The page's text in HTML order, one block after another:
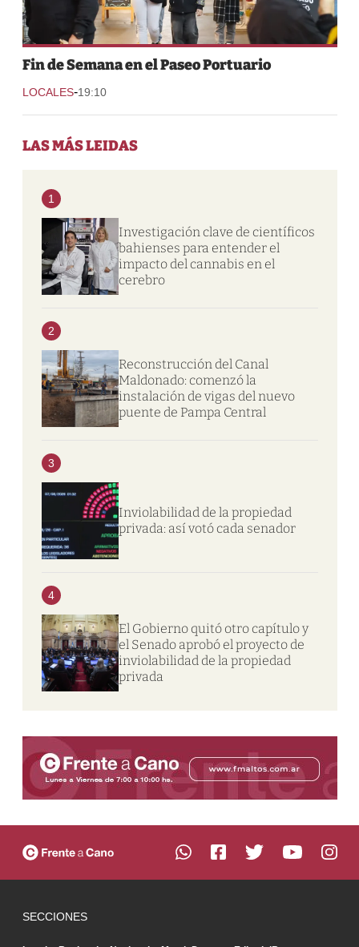
Fin de Semana en el Paseo Portuario
LOCALES-19:10
LAS MÁS LEIDAS
1
Investigación clave de científicos
bahienses para entender el
impacto del cannabis en el
cerebro
2
Reconstrucción del Canal
Maldonado: comenzó la
instalación de vigas del nuevo
puente de Pampa Central
3
Inviolabilidad de la propiedad
privada: así votó cada senador
4
El Gobierno quitó otro capítulo y
el Senado aprobó el proyecto de
inviolabilidad de la propiedad
privada
SECCIONES